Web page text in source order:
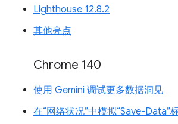
Lighthouse 12.8.2
其他亮点
Chrome 140
使用 Gemini 调试更多数据洞见
在“网络状况”中模拟“Save-Data”